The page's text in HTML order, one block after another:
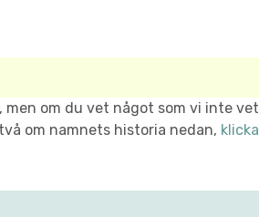
om du vet något som vi inte vet
om namnets historia nedan, klicka